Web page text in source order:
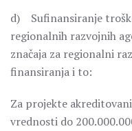
d) Sufinansiranje
regionalnih razvojnih
značaja za regionalni
finansiranja i to:
Za projekte
vrednosti do